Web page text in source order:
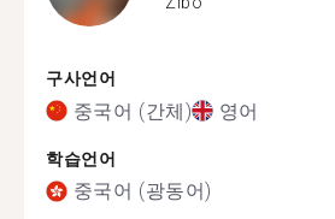
구사언어
중국어 (간체) 영어
학습언어
중국어 (광동어)